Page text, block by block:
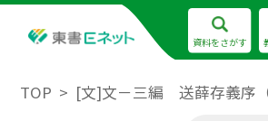
資料をさがす
TOP [文]文－三編 送薛存義序（